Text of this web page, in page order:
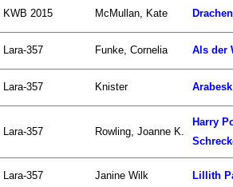
KWB 2015 McMullan, Kate
Lara-357 Funke, Cornelia Als der
Lara-357 Knister Arabesk
Lara-357 Rowling, Joanne K.
Harry
Lara-357 Janine Wilk Lillith